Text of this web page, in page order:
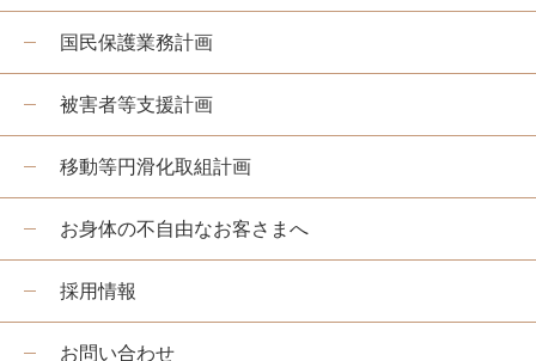
お知らせ
各駅情報
各駅情報一覧
トロッコ嵯峨駅
トロッコ嵐山駅
国民保護業務計画
被害者等支援計画
移動等円滑化取組計画
お身体の不自由なお客さまへ
採用情報
お問い合わせ